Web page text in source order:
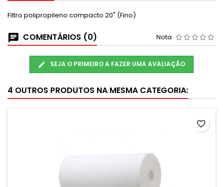
Filtro polipropileno compacto 20" (Fino)
COMENTÁRIOS (0) Nota
SEJA O PRIMEIRO A FAZER UMA AVALIAÇÃO
4 OUTROS PRODUTOS NA MESMA CATEGORIA:
favorite_border